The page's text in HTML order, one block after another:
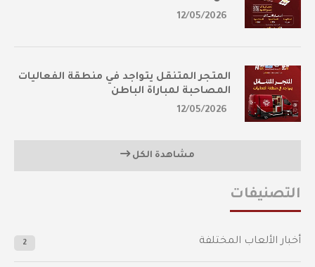
12/05/2026
المتجر المتنقل يتواجد في منطقة الفعاليات
المصاحبة لمباراة الباطن
12/05/2026
مشاهدة الكل
التصنيفات
أخبار الألعاب المختلفة 2